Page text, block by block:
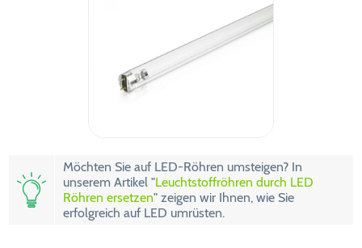
Möchten Sie auf LED-Röhren umsteigen? In
unserem Artikel "Leuchtstoffröhren durch LED
Röhren ersetzen" zeigen wir Ihnen, wie Sie
erfolgreich auf LED umrüsten.